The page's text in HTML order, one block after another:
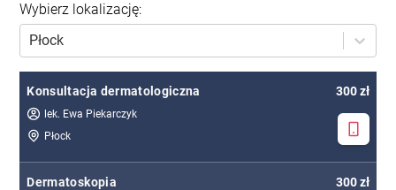
Wybierz lokalizację:
Płock
Konsultacja dermatologiczna 300 zł
lek. Ewa Piekarczyk
Płock
Dermatoskopia 300 zł